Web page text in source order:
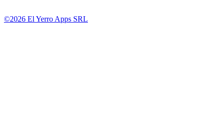
©2026 El Yerro Apps SRL